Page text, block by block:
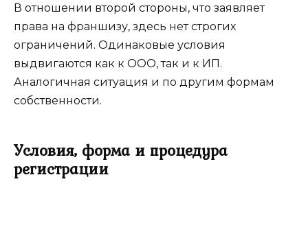
В отношении второй стороны, что заявляет
права на франшизу, здесь нет строгих
ограничений. Одинаковые условия
выдвигаются как к ООО, так и к ИП.
Аналогичная ситуация и по другим формам
собственности.
Условия, форма и процедура
регистрации